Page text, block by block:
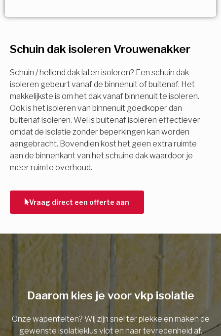
Schuin dak isoleren Vrouwenakker
Schuin / hellend dak laten isoleren? Een schuin dak
isoleren gebeurt vanaf de binnenuit of buitenaf. Het
makkelijkste is om het dak vanaf binnenuit te isoleren.
Ook is het isoleren van binnenuit goedkoper dan
buitenaf isoleren. Wel is buitenaf isoleren effectiever
omdat de isolatie zonder beperkingen kan worden
aangebracht. Bovendien kost het geen extra ruimte
aan de binnenkant van het schuine dak waardoor je
meer ruimte overhoud.
Vraag direct een offerte aan
Meerdere keuzes mogelijk
Isolatiemaatregel
Spouwisolatie
Vloerisolatie
Dakisolatie
Gevelisolatie
Vorige Volgende
subsidie!
Vul uw gegevens in en ontvang nu direct uw
berekening per mail.
Voornaam
Telefoonnummer
Vorige
Daarom kies je voor vkp isolatie
Onze wapenfeiten? Wij zijn snel ter plekke en maken de
gewenste isolatieklus vlot en naar tevredenheid af.